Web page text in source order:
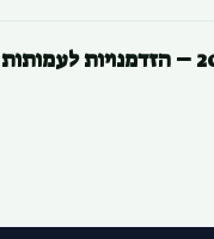
דוח חדש: Virtuous ו-Fundraising.AI משחררים דוח אימוץ AI בארגוני חסד 2026 – הזדמנויות לעמותות